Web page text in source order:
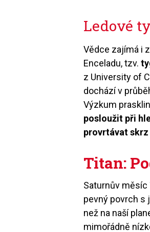
Ledové
Vědce zajímá i
Enceladu, tzv.
z University of
dochází v
Výzkum
posloužit při
provrtávat
Titan:
Saturnův měsíc
pevný povrch s
než na naší
mimořádně